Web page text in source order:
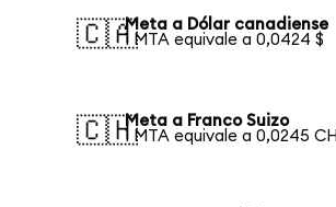
🇨🇦Meta a Dólar canadiense
1 MTA equivale a 0,0424 $
🇨🇭Meta a Franco Suizo
1 MTA equivale a 0,0245